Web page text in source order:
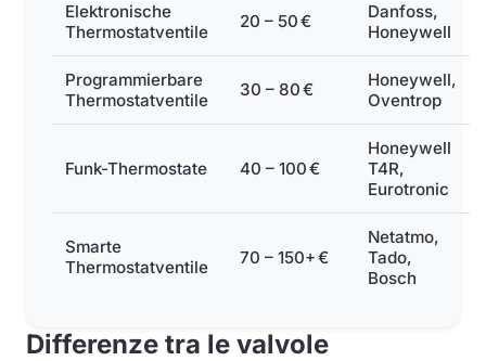
Elektronische
Thermostatventile
20 – 50 €
Danfoss,
Honeywell
Programmierbare
Thermostatventile
30 – 80 €
Honeywell,
Oventrop
Funk-Thermostate 40 – 100 €
Honeywell
T4R,
Eurotronic
Smarte
Thermostatventile
70 – 150+ €
Netatmo,
Tado,
Bosch
Differenze tra le valvole